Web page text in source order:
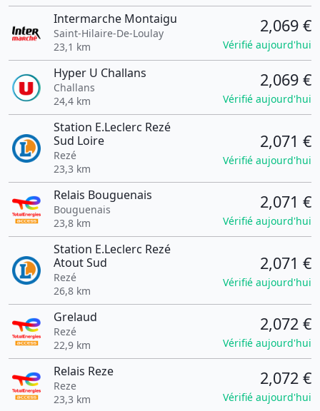
Intermarche Montaigu
Saint-Hilaire-De-Loulay
23,1 km
2,069 €
Vérifié aujourd'hui
Hyper U Challans
Challans
24,4 km
2,069 €
Vérifié aujourd'hui
Station E.Leclerc Rezé
Sud Loire
Rezé
23,3 km
2,071 €
Vérifié aujourd'hui
Relais Bouguenais
Bouguenais
23,8 km
2,071 €
Vérifié aujourd'hui
Station E.Leclerc Rezé
Atout Sud
Rezé
26,8 km
2,071 €
Vérifié aujourd'hui
Grelaud
Rezé
22,9 km
2,072 €
Vérifié aujourd'hui
Relais Reze
Reze
23,3 km
2,072 €
Vérifié aujourd'hui